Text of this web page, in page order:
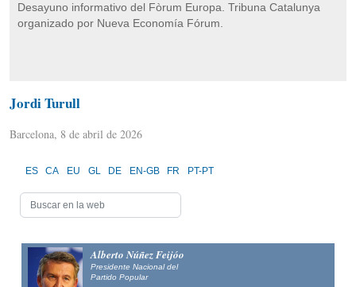
Desayuno informativo del Fòrum Europa. Tribuna Catalunya
organizado por Nueva Economía Fórum.
Jordi Turull
Barcelona, 8 de abril de 2026
ES CA EU GL DE EN-GB FR PT-PT
Alberto Núñez Feijóo
Presidente Nacional del
Partido Popular